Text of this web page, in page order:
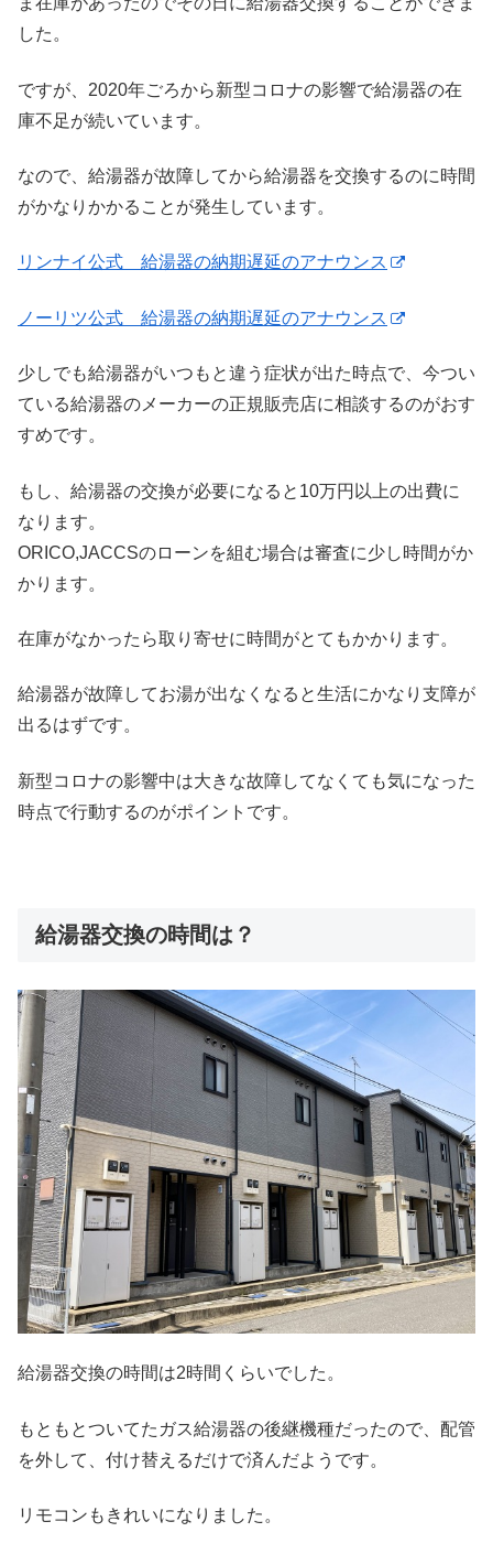
した。
ですが、2020年ごろから新型コロナの影響で給湯器の在
庫不足が続いています。
なので、給湯器が故障してから給湯器を交換するのに時間
がかなりかかることが発生しています。
リンナイ公式 給湯器の納期遅延のアナウンス
ノーリツ公式 給湯器の納期遅延のアナウンス
少しでも給湯器がいつもと違う症状が出た時点で、今つい
ている給湯器のメーカーの正規販売店に相談するのがおす
すめです。
もし、給湯器の交換が必要になると10万円以上の出費に
なります。
ORICO,JACCSのローンを組む場合は審査に少し時間がか
かります。
在庫がなかったら取り寄せに時間がとてもかかります。
給湯器が故障してお湯が出なくなると生活にかなり支障が
出るはずです。
新型コロナの影響中は大きな故障してなくても気になった
時点で行動するのがポイントです。
給湯器交換の時間は？
給湯器交換の時間は2時間くらいでした。
もともとついてたガス給湯器の後継機種だったので、配管
を外して、付け替えるだけで済んだようです。
リモコンもきれいになりました。